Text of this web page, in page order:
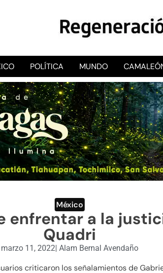
RegeneraciónMX
Sitio de noticias libre e
POLÍTICA MUNDO
México
enfrentar a la
Quadri
marzo 11, 2022| Alam Bernal Avendaño
criticaron los señalamientos de